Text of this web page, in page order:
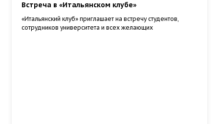
Встреча в «Итальянском клубе»
«Итальянский клуб» приглашает на встречу студентов,
сотрудников университета и всех желающих